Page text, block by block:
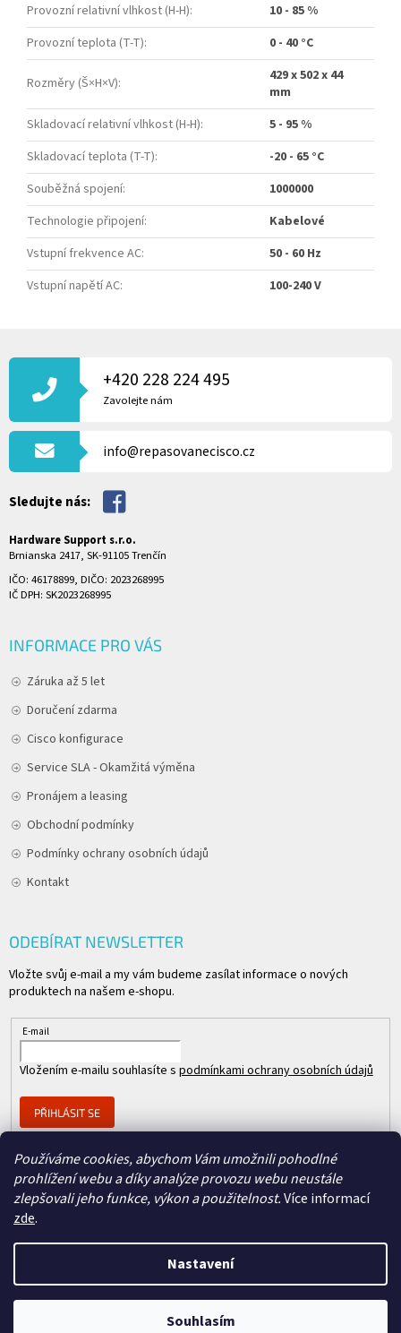
Používáme cookies, abychom Vám umožnili pohodlné
prohlížení webu a díky analýze provozu webu neustále
zlepšovali jeho funkce, výkon a použitelnost.Více informací
zde.
Nastavení
Souhlasím
Provozní relativní vlhkost (H-H):
10 - 85 %
Provozní teplota (T-T): 0 - 40 °C
Rozměry (Š×H×V):
429 x 502 x 44
mm
Skladovací relativní vlhkost (H-H):
5 - 95 %
Skladovací teplota (T-T):
-20 - 65 °C
Souběžná spojení:
1000000
Technologie připojení:
Kabelové
Vstupní frekvence AC:
50 - 60 Hz
Vstupní napětí AC: 100-240 V
Á
T
+420 228 224 495
Zavolejte nám
info@repasovanecisco.cz
Sledujte nás:
Hardware Support s.r.o.
Brnianska 2417, SK-91105 Trenčín
IČO: 46178899, DIČO: 2023268995
IČ DPH: SK2023268995
INFORMACE PRO VÁS
Záruka až 5 let
Doručení zdarma
Cisco konfigurace
Service SLA - Okamžitá výměna
Pronájem a leasing
Obchodní podmínky
Podmínky ochrany osobních údajů
Kontakt
ODEBÍRAT NEWSLETTER
Vložte svůj e-mail a my vám budeme zasílat informace o nových
produktech na našem e-shopu.
E-mail
Vložením e-mailu souhlasíte s podmínkami ochrany osobních údajů
PŘIHLÁSIT SE
Vytvořil Shoptet &
Člen skupiny
REPASOVANÉ CISCO. Všechna práva vyhrazena.